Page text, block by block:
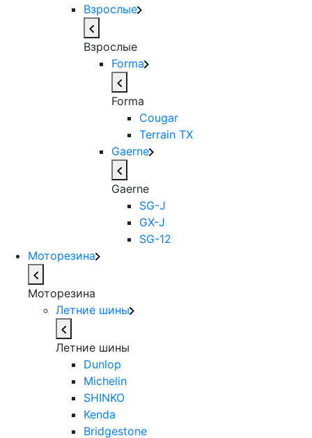
Взрослые
Взрослые
Forma
Forma
Cougar
Terrain TX
Gaerne
Gaerne
SG-J
GX-J
SG-12
Моторезина
Моторезина
Летние шины
Летние шины
Dunlop
Michelin
SHINKO
Kenda
Bridgestone